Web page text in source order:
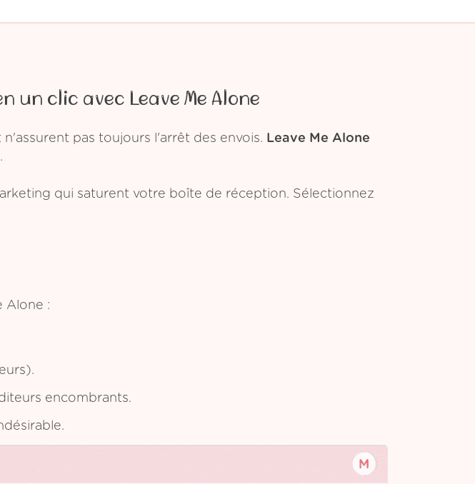
clic avec Leave Me Alone
pas toujours l'arrêt des envois. Leave Me Alone
qui saturent votre boîte de réception. Sélectionnez
Alone :
encombrants.